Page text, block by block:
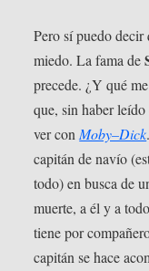
Pero sí puedo
miedo. La fama de
precede. ¿Y qué
que, sin haber
ver conMoby–Dick
capitán de navío
todo) en busca de
muerte, a él y a
tiene por
capitán se hace